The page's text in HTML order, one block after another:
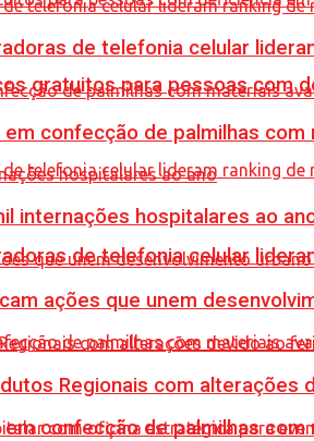
gratuitos para pessoas com
de telefonia celular
confecção de palmilhas
de telefonia celular
confecção de palmilhas
internações hospitalares ao
ações que unem
Regionais com alterações